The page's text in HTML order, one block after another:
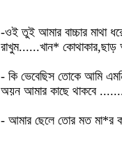
-ওই তুই আমার বাচ্চার মাথা
রাখুম......খান*
- কি ভেবেছিস তোকে আমি
অয়ন আমার কাছে থাকবে
- আমার ছেলে তোর মত মা*র